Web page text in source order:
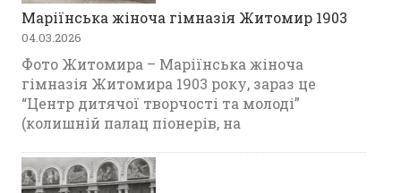
Маріїнська жіноча гімназія Житомир 1903
04.03.2026
Фото Житомира – Маріїнська жіноча
гімназія Житомира 1903 року, зараз це
“Центр дитячої творчості та молоді”
(колишній палац піонерів, на